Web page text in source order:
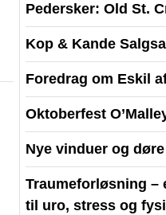
Pedersker: Old St.
Kop & Kande
Foredrag om Eskil
Oktoberfest
Nye vinduer og
Traumeforløsning
til uro, stress og